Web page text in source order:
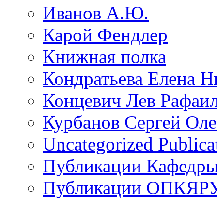
Иванов А.Ю.
Карой Фендлер
Книжная полка
Кондратьева Елена
Концевич Лев
Курбанов Сергей
Uncategorized
Публикации
Публикации